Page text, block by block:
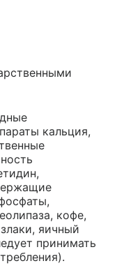
кальция,
кофе,
яичный
принимать